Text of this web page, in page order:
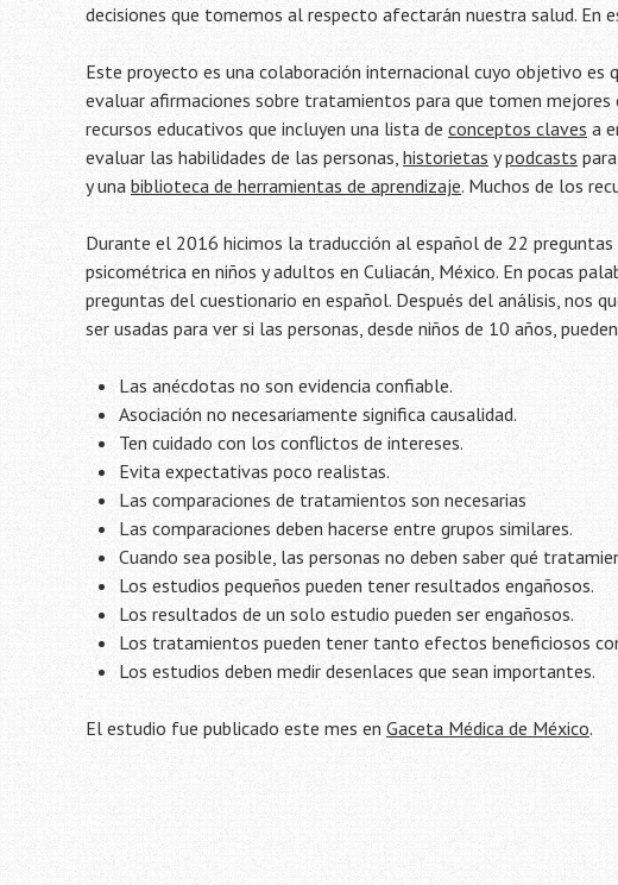
decisiones que tomemos al respecto afectarán nuestra salud. En
Este proyecto es una colaboración internacional cuyo objetivo es
evaluar afirmaciones sobre tratamientos para que tomen mejores
recursos educativos que incluyen una lista de conceptos claves a
evaluar las habilidades de las personas,historietas ypodcasts
y una biblioteca de herramientas de aprendizaje. Muchos de los
Durante el 2016 hicimos la traducción al español de 22
psicométrica en niños y adultos en Culiacán, México. En pocas
preguntas del cuestionario en español. Después del análisis, nos
ser usadas para ver si las personas, desde niños de 10 años,
Las anécdotas no son evidencia confiable.
Asociación no necesariamente significa causalidad.
Ten cuidado con los conflictos de intereses.
Evita expectativas poco realistas.
Las comparaciones de tratamientos son necesarias
Las comparaciones deben hacerse entre grupos similares.
Cuando sea posible, las personas no deben saber qué
Los estudios pequeños pueden tener resultados engañosos.
Los resultados de un solo estudio pueden ser engañosos.
Los tratamientos pueden tener tanto efectos beneficiosos
Los estudios deben medir desenlaces que sean importantes.
El estudio fue publicado este mes enGaceta Médica de México.